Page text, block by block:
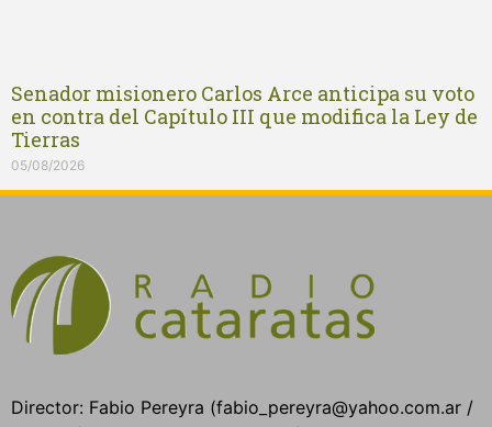
Senador misionero Carlos Arce anticipa su voto
en contra del Capítulo III que modifica la Ley de
Tierras
05/08/2026
Director: Fabio Pereyra (fabio_pereyra@yahoo.com.ar /